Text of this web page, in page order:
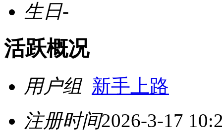
生日-
活跃概况
用户组 新手上路
注册时间2026-3-17